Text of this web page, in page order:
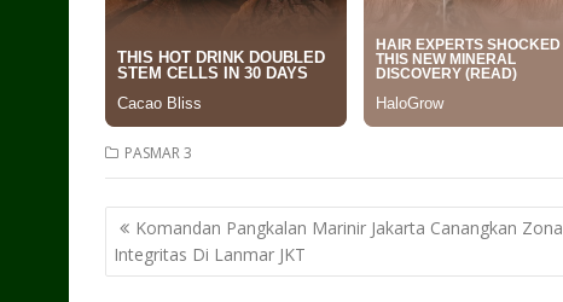
PASMAR 3
Post
navigation
Komandan Pangkalan Marinir Jakarta Canangkan Zona
Integritas Di Lanmar JKT